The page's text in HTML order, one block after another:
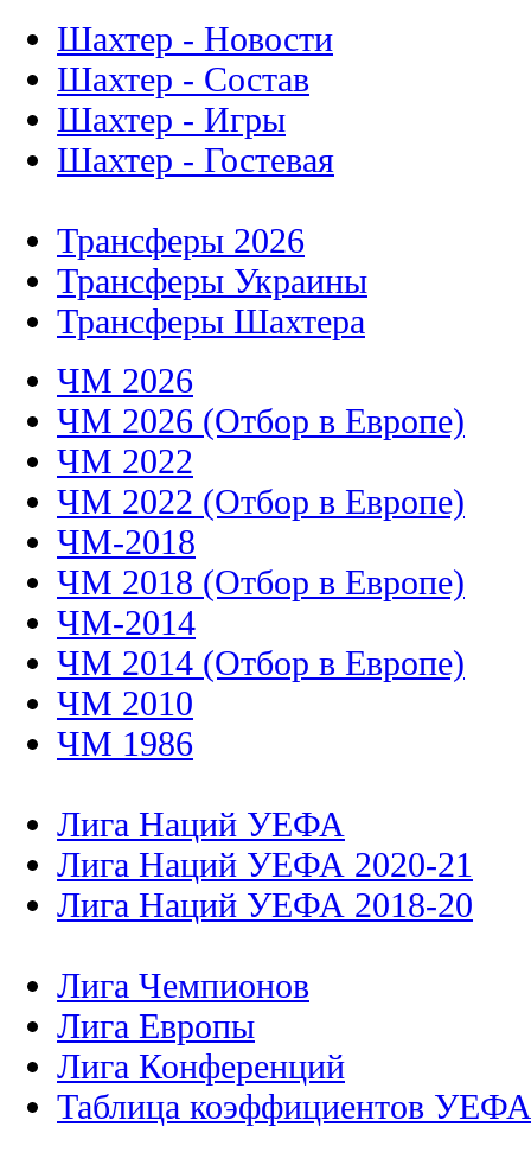
Шахтер - Новости
Шахтер - Состав
Шахтер - Игры
Шахтер - Гостевая
Трансферы 2026
Трансферы Украины
Трансферы Шахтера
ЧМ 2026
ЧМ 2026 (Отбор в Европе)
ЧМ 2022
ЧМ 2022 (Отбор в Европе)
ЧМ-2018
ЧМ 2018 (Отбор в Европе)
ЧМ-2014
ЧМ 2014 (Отбор в Европе)
ЧМ 2010
ЧМ 1986
Лига Наций УЕФА
Лига Наций УЕФА 2020-21
Лига Наций УЕФА 2018-20
Лига Чемпионов
Лига Европы
Лига Конференций
Таблица коэффициентов УЕФА